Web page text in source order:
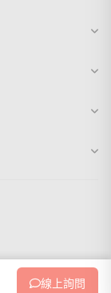
線上詢問